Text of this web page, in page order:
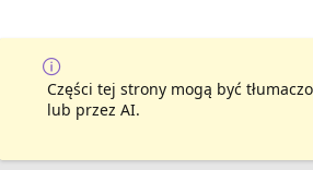
Części tej strony mogą być
lub przez AI.